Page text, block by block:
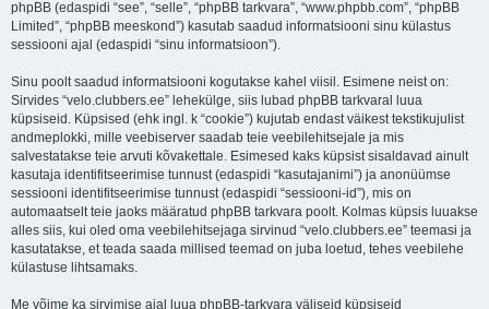
phpBB (edaspidi “see”, “selle”, “phpBB tarkvara”, “www.phpbb.com”, “phpBB
Limited”, “phpBB meeskond”) kasutab saadud informatsiooni sinu külastus
sessiooni ajal (edaspidi “sinu informatsioon”).
Sinu poolt saadud informatsiooni kogutakse kahel viisil. Esimene neist on:
Sirvides “velo.clubbers.ee” lehekülge, siis lubad phpBB tarkvaral luua
küpsiseid. Küpsised (ehk ingl. k “cookie”) kujutab endast väikest tekstikujulist
andmeplokki, mille veebiserver saadab teie veebilehitsejale ja mis
salvestatakse teie arvuti kõvakettale. Esimesed kaks küpsist sisaldavad ainult
kasutaja identifitseerimise tunnust (edaspidi “kasutajanimi”) ja anonüümse
sessiooni identifitseerimise tunnust (edaspidi “sessiooni-id”), mis on
automaatselt teie jaoks määratud phpBB tarkvara poolt. Kolmas küpsis luuakse
alles siis, kui oled oma veebilehitsejaga sirvinud “velo.clubbers.ee” teemasi ja
kasutatakse, et teada saada millised teemad on juba loetud, tehes veebilehe
külastuse lihtsamaks.
Me võime ka sirvimise ajal luua phpBB-tarkvara väliseid küpsiseid